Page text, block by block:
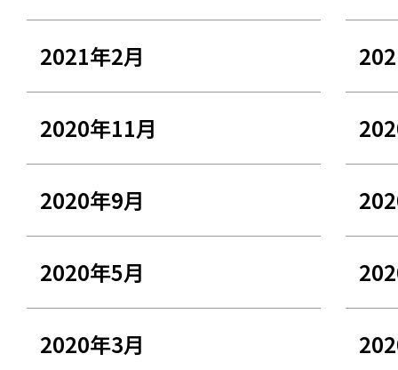
2021年2月
2020年11月
2020年9月
2020年5月
2020年3月